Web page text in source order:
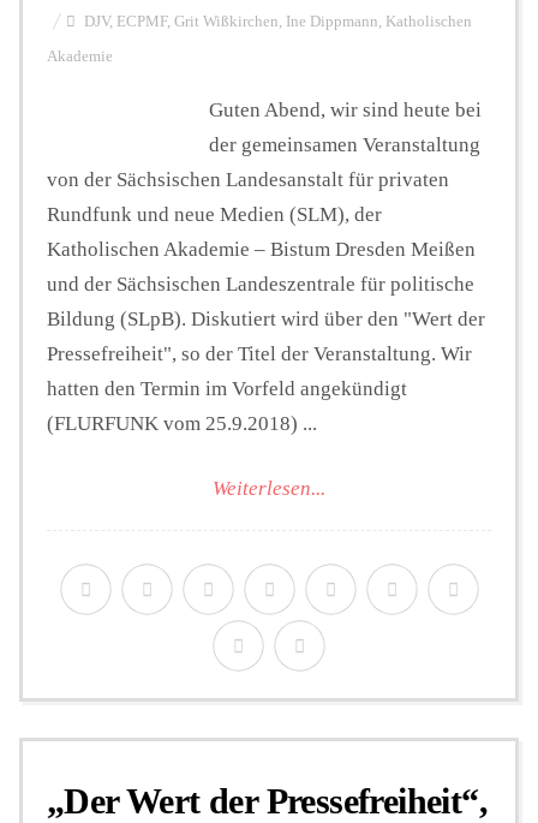
DJV, ECPMF, Grit Wißkirchen, Ine Dippmann, Katholischen
Akademie
Guten Abend, wir sind heute bei
der gemeinsamen Veranstaltung
von der Sächsischen Landesanstalt für privaten
Rundfunk und neue Medien (SLM), der
Katholischen Akademie – Bistum Dresden Meißen
und der Sächsischen Landeszentrale für politische
Bildung (SLpB). Diskutiert wird über den "Wert der
Pressefreiheit", so der Titel der Veranstaltung. Wir
hatten den Termin im Vorfeld angekündigt
(FLURFUNK vom 25.9.2018) ...
Weiterlesen...
„Der Wert der Pressefreiheit“,